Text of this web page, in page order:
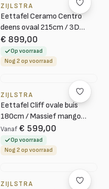
ZIJLSTRA
Eettafel Ceramo Centro
deens ovaal 215cm / 3D
keramiek Taj Mahal
€ 899,00
Op voorraad
Nog 2 op voorraad
ZIJLSTRA
Eettafel Cliff ovale buis
180cm / Massief mango
zand
Vanaf € 599,00
Op voorraad
Nog 2 op voorraad
ZIJLSTRA